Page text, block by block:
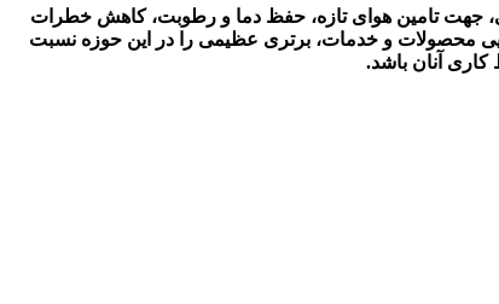
تهویه صنعتی، جهت تامین هوای تازه، حفظ دما و رطوبت، کاهش خطرات
محصولات و خدمات، برتری عظیمی را در این حوزه نسبت
کاری آنان باشد.